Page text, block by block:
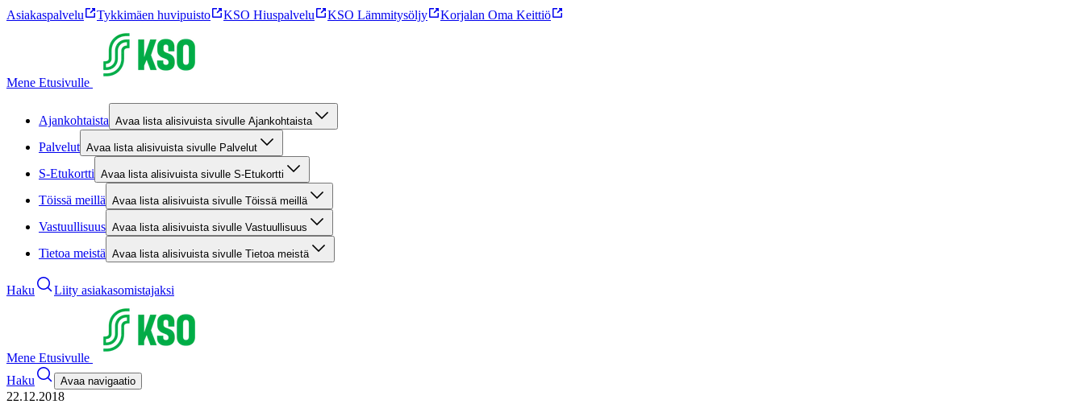
Asiakaspalvelu Tykkimäen huvipuisto KSO Hiuspalvelu KSO Lämmitysöljy Korjalan Oma Keittiö
Mene Etusivulle
Ajankohtaista Avaa lista alisivuista sivulle Ajankohtaista
Palvelut Avaa lista alisivuista sivulle Palvelut
S-Etukortti Avaa lista alisivuista sivulle S-Etukortti
Töissä meillä Avaa lista alisivuista sivulle Töissä meillä
Vastuullisuus Avaa lista alisivuista sivulle Vastuullisuus
Tietoa meistä Avaa lista alisivuista sivulle Tietoa meistä
Haku Liity asiakasomistajaksi
Mene Etusivulle
Haku
Avaa navigaatio
22.12.2018